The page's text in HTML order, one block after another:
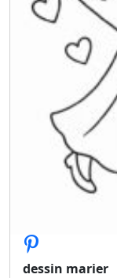
dessin marier